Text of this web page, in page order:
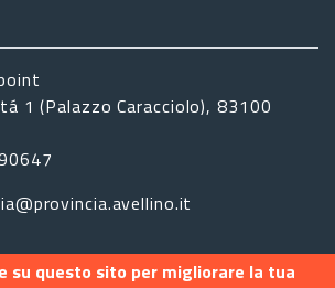
1 (Palazzo Caracciolo), 83100
su questo sito per migliorare la tua